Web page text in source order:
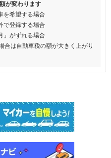
が変わります
を希望する場合
で登録する場合
」がずれる場合
合は自動車税の額が大きく上がり